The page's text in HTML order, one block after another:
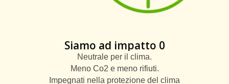
Siamo ad impatto 0
Neutrale per il clima.
Meno Co2 e meno rifiuti.
Impegnati nella protezione del clima